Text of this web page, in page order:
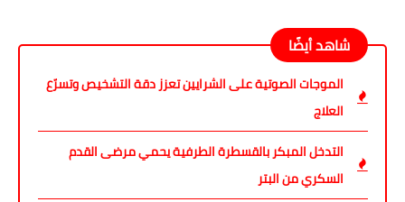
شاهد أيضًا
الموجات الصوتية على الشرايين تعزز دقة التشخيص وتسرّع
العلاج
التدخل المبكر بالقسطرة الطرفية يحمي مرضى القدم
السكري من البتر